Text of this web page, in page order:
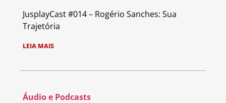
JusplayCast #014 – Rogério Sanches: Sua
Trajetória
LEIA MAIS
Áudio e Podcasts